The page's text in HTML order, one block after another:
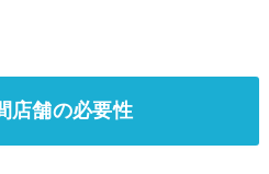
店舗の必要性